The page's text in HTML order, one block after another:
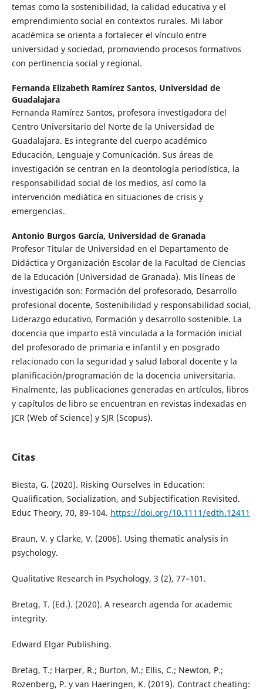
temas como la sostenibilidad, la calidad educativa y el
emprendimiento social en contextos rurales. Mi labor
académica se orienta a fortalecer el vínculo entre
universidad y sociedad, promoviendo procesos formativos
con pertinencia social y regional.
Fernanda Elizabeth Ramírez Santos, Universidad de
Guadalajara
Fernanda Ramírez Santos, profesora investigadora del
Centro Universitario del Norte de la Universidad de
Guadalajara. Es integrante del cuerpo académico
Educación, Lenguaje y Comunicación. Sus áreas de
investigación se centran en la deontología periodística, la
responsabilidad social de los medios, así como la
intervención mediática en situaciones de crisis y
emergencias.
Antonio Burgos García, Universidad de Granada
Profesor Titular de Universidad en el Departamento de
Didáctica y Organización Escolar de la Facultad de Ciencias
de la Educación (Universidad de Granada). Mis líneas de
investigación son: Formación del profesorado, Desarrollo
profesional docente, Sostenibilidad y responsabilidad social,
Liderazgo educativo, Formación y desarrollo sostenible. La
docencia que imparto está vinculada a la formación inicial
del profesorado de primaria e infantil y en posgrado
relacionado con la seguridad y salud laboral docente y la
planificación/programación de la docencia universitaria.
Finalmente, las publicaciones generadas en artículos, libros
y capítulos de libro se encuentran en revistas indexadas en
JCR (Web of Science) y SJR (Scopus).
Citas
Biesta, G. (2020). Risking Ourselves in Education:
Qualification, Socialization, and Subjectification Revisited.
Educ Theory, 70, 89-104. https://doi.org/10.1111/edth.12411
Braun, V. y Clarke, V. (2006). Using thematic analysis in
psychology.
Qualitative Research in Psychology, 3 (2), 77–101.
Bretag, T. (Ed.). (2020). A research agenda for academic
integrity.
Edward Elgar Publishing.
Bretag, T.; Harper, R.; Burton, M.; Ellis, C.; Newton, P.;
Rozenberg, P. y van Haeringen, K. (2019). Contract cheating: